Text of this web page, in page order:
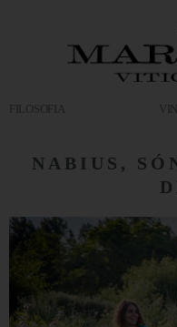
FILOSOFIA
NABIUS,